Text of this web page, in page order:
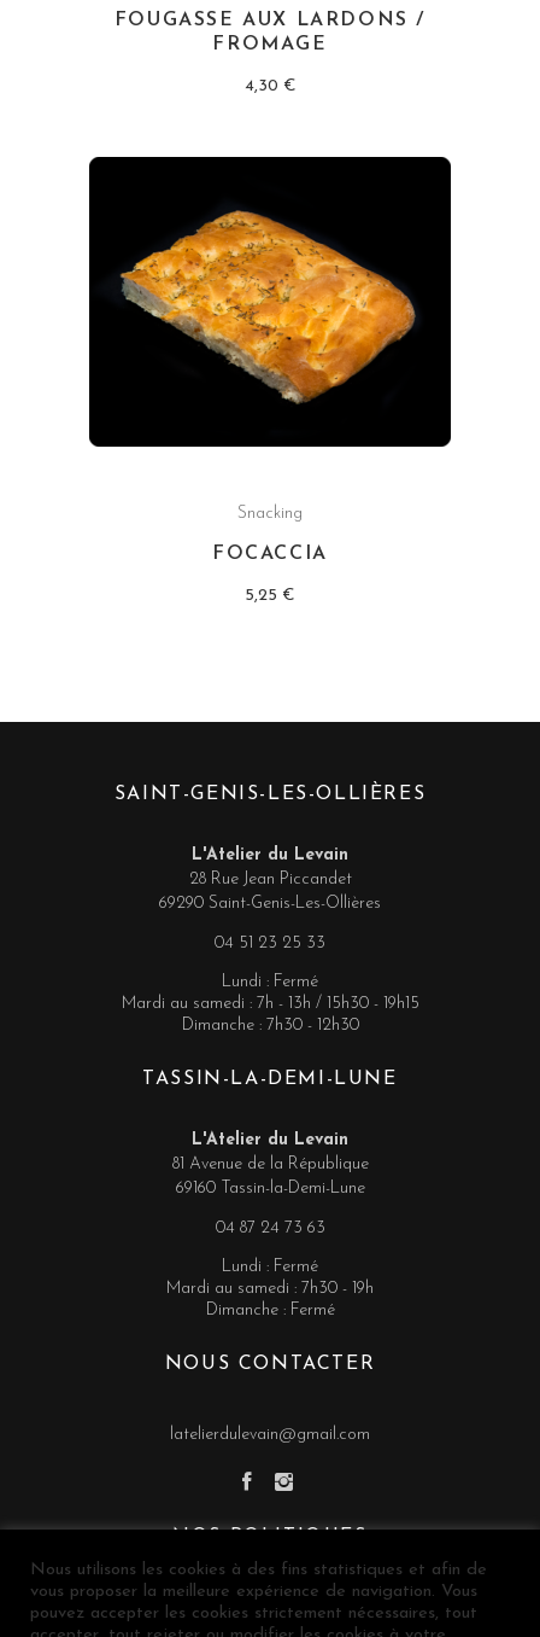
FOUGASSE AUX LARDONS /
FROMAGE
4,30 €
Snacking
FOCACCIA
5,25 €
SAINT-GENIS-LES-OLLIÈRES
L'Atelier du Levain
28 Rue Jean Piccandet
69290 Saint-Genis-Les-Ollières
04 51 23 25 33
Lundi : Fermé
Mardi au samedi : 7h - 13h / 15h30 - 19h15
Dimanche : 7h30 - 12h30
TASSIN-LA-DEMI-LUNE
L'Atelier du Levain
81 Avenue de la République
69160 Tassin-la-Demi-Lune
04 87 24 73 63
Lundi : Fermé
Mardi au samedi : 7h30 - 19h
Dimanche : Fermé
NOUS CONTACTER
latelierdulevain@gmail.com
Conditions Générales de Vente
Nous utilisons les cookies à des fins statistiques et afin de
vous proposer la meilleure expérience de navigation. Vous
pouvez accepter les cookies strictement nécessaires, tout